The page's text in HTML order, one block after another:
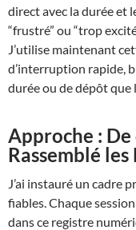
direct avec la durée et
“frustré” ou “trop
J’utilise maintenant
d’interruption rapide,
durée ou de dépôt
Approche :
Rassemblé les
J’ai instauré un cadre
fiables. Chaque
dans ce registre